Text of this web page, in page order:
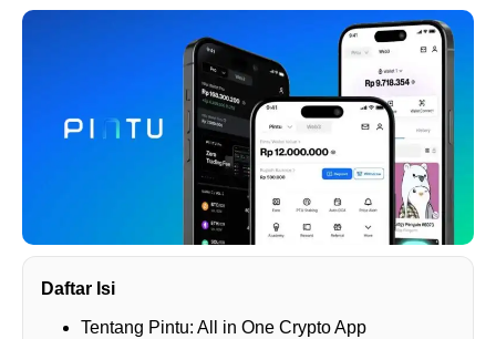
Daftar Isi
Tentang Pintu: All in One Crypto App